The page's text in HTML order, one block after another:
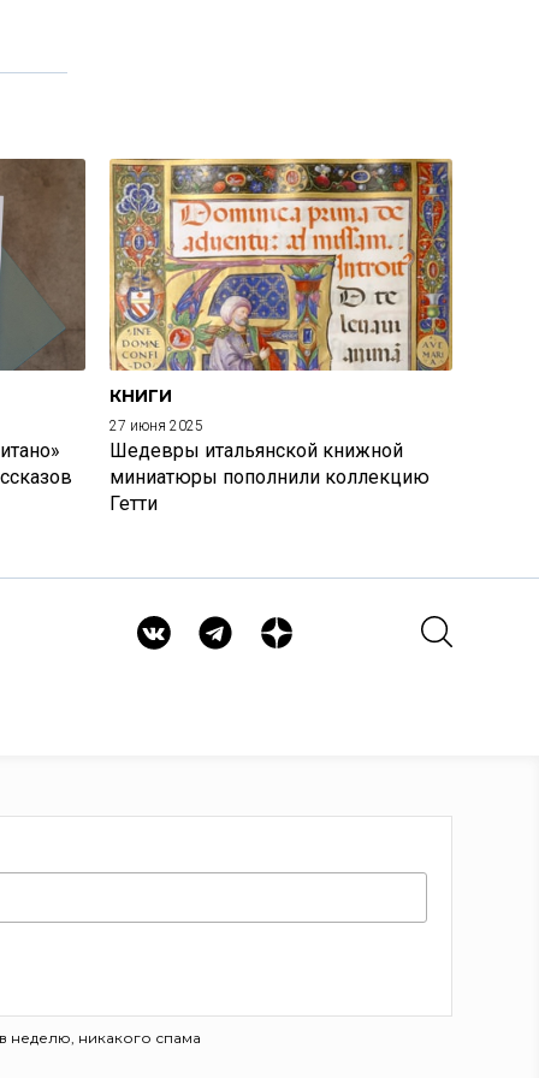
КНИГИ
27 июня 2025
Шедевры итальянской книжной
миниатюры пополнили коллекцию
Гетти
неделю, никакого спама